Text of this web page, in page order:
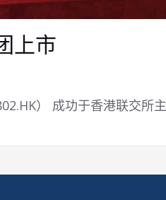
上市
） 成功于香港联交所